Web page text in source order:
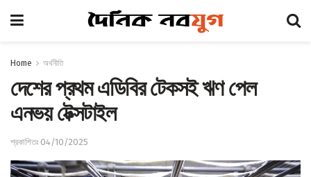
Home অর্থনীতি
দেশের প্রথম এডিবির টেকসই ঋণ পেল
এনভয় টেক্সটাইল
প্রকাশিতঃ 04/10/2025